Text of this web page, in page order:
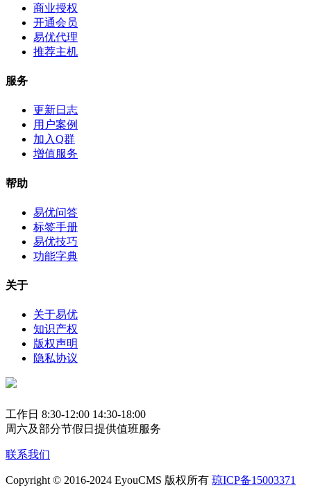
商业授权
开通会员
易优代理
推荐主机
服务
更新日志
用户案例
加入Q群
增值服务
帮助
易优问答
标签手册
易优技巧
功能字典
关于
关于易优
知识产权
版权声明
隐私协议
工作日 8:30-12:00 14:30-18:00
周六及部分节假日提供值班服务
联系我们
Copyright © 2016-2024 EyouCMS 版权所有 琼ICP备15003371